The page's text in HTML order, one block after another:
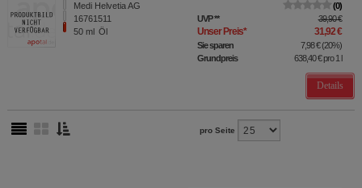
Medi Helvetia AG
16761511
50 ml Öl
0
UVP** 39,90 €
Unser Preis* 31,92 €
Sie sparen 7,98 €(20%)
Grundpreis
638,40 €pro 1 l
Details
pro Seite